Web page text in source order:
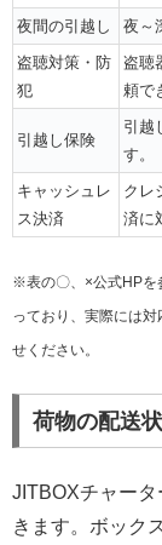
夜間の引越し 夜～
盗聴対策・防
犯
盗聴
頼で
引越し保険
引越
す。
キャッシュレ
ス決済
クレ
済に
※表の〇、×公式HPを
っており、実際には
せください。
荷物の配送
JITBOXチャー
きます。ボック